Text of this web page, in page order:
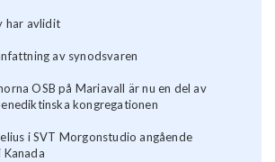
har avlidit
av synodsvaren
OSB på Mariavall är nu en del av
kongregationen
i SVT Morgonstudio angående
Kanada